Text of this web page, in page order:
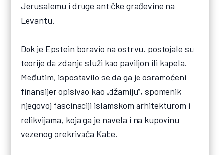
Jerusalemu i druge antičke građevine na
Levantu.
Dok je Epstein boravio na ostrvu, postojale su
teorije da zdanje služi kao paviljon ili kapela.
Međutim, ispostavilo se da ga je osramoćeni
finansijer opisivao kao „džamiju“, spomenik
njegovoj fascinaciji islamskom arhitekturom i
relikvijama, koja ga je navela i na kupovinu
vezenog prekrivača Kabe.